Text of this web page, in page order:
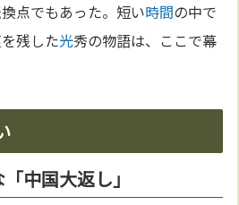
点でもあった。短い時間の中で
残した光秀の物語は、ここで幕
中国大返し」